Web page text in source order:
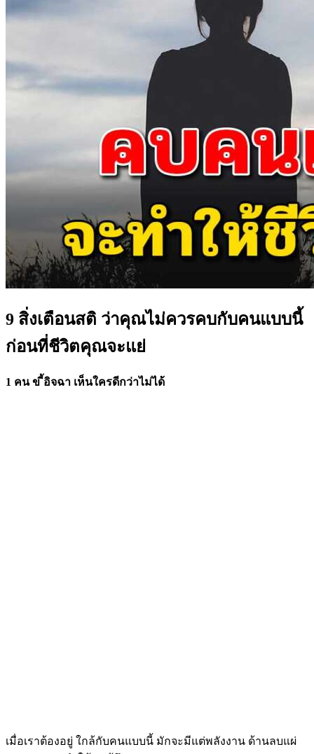
9 สิ่งเตือนสติ ว่าคุณไม่ควรคบกับคนแบบนี้
ก่อนที่ชีวิตคุณจะแย่
1 คน ข ี้อิจฉา เห็นใครดีกว่าไม่ได้
เมื่อเราต้องอยู่ ใกล้กับคนแบบนี้ มักจะมีแต่พลังงาน ด้านลบแผ่